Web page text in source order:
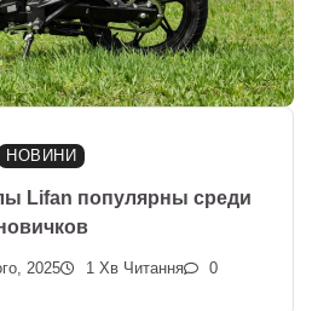
НОВИНИ
Lifan популярны среди
2025 1 Хв Читання 0